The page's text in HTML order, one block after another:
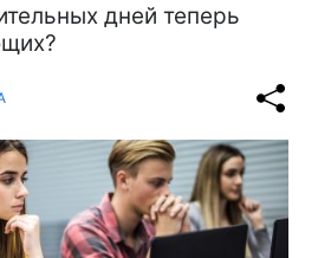
дней теперь